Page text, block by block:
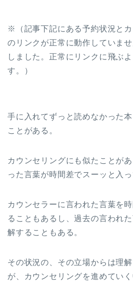
※（記事下記にある予約状況と
のリンクが正常に動作していま
しました。正常にリンクに飛ぶ
す。）
手に入れてずっと読めなかった
ことがある。
カウンセリングにも似たことが
った言葉が時間差でスーッと入っ
カウンセラーに言われた言葉を
ることもあるし、過去の言われ
解することもある。
その状況の、その立場からは理
が、カウンセリングを進めてい